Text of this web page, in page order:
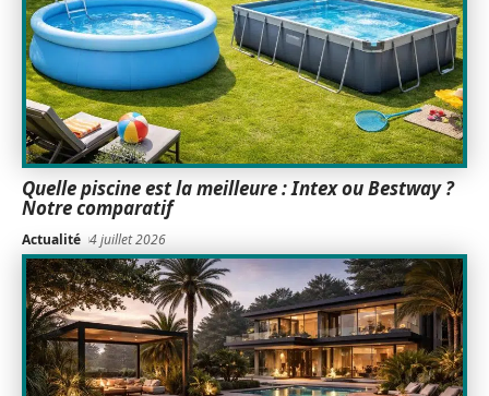
Quelle piscine est la meilleure : Intex ou Bestway ?
Notre comparatif
Actualité 4 juillet 2026